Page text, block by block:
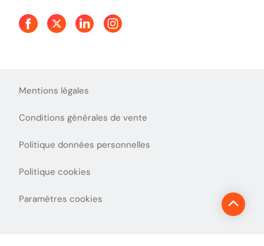
Presse
Mentions légales
Conditions générales de vente
Politique données personnelles
Politique cookies
Paramètres cookies